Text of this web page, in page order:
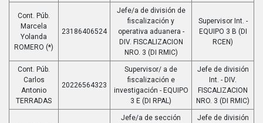
Cont. Púb.
Marcela
Yolanda
ROMERO (*)
23186406524
Jefe/a de división de
fiscalización y
operativa aduanera -
DIV. FISCALIZACION
NRO. 3 (DI RMIC)
Supervisor Int. -
EQUIPO 3 B (DI
RCEN)
Cont. Púb.
Carlos
Antonio
TERRADAS
20226564323
Supervisor/ a de
fiscalización e
investigación - EQUIPO
3 E (DI RPAL)
Jefe de división
Int. - DIV.
FISCALIZACION
NRO. 3 (DI RMIC)
Jefe/a de sección
Jefe de división